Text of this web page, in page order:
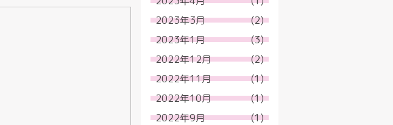
2023年3月
(2)
2023年1月
(3)
2022年12月
(2)
2022年11月
(1)
2022年10月
(1)
2022年9月
(1)